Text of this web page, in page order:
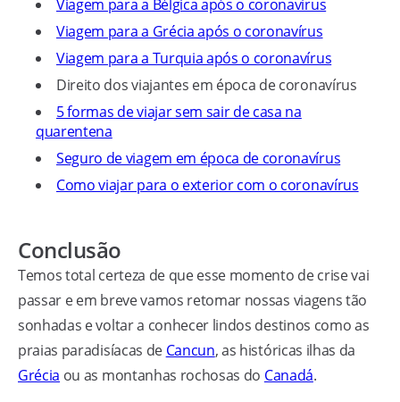
Viagem para a Bélgica após o coronavírus
Viagem para a Grécia após o coronavírus
Viagem para a Turquia após o coronavírus
Direito dos viajantes em época de coronavírus
5 formas de viajar sem sair de casa na
quarentena
Seguro de viagem em época de coronavírus
Como viajar para o exterior com o coronavírus
Conclusão
Temos total certeza de que esse momento de crise vai
passar e em breve vamos retomar nossas viagens tão
sonhadas e voltar a conhecer lindos destinos como as
praias paradisíacas de Cancun, as históricas ilhas da
Grécia ou as montanhas rochosas do Canadá.